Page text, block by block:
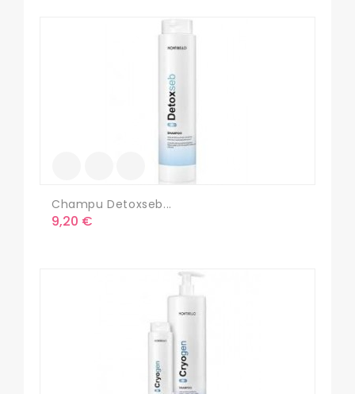
Champu Detoxseb...
Precio
9,20 €